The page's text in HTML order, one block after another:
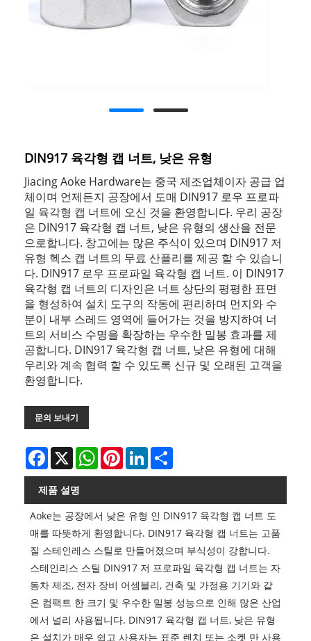
DIN917 육각형 캡 너트, 낮은 유형
Jiacing Aoke Hardware는 중국 제조업체이자 공급 업
체이며 언제든지 공장에서 도매 DIN917 로우 프로파
일 육각형 캡 너트에 오신 것을 환영합니다. 우리 공장
은 DIN917 육각형 캡 너트, 낮은 유형의 생산을 전문
으로합니다. 창고에는 많은 주식이 있으며 DIN917 저
유형 헥스 캡 너트의 무료 산플리를 제공 할 수 있습니
다. DIN917 로우 프로파일 육각형 캡 너트. 이 DIN917
육각형 캡 너트의 디자인은 너트 상단의 평평한 표면
을 형성하여 설치 도구의 작동에 편리하며 먼지와 수
분이 내부 스레드 영역에 들어가는 것을 방지하여 너
트의 서비스 수명을 확장하는 우수한 밀봉 효과를 제
공합니다. DIN917 육각형 캡 너트, 낮은 유형에 대해
우리와 계속 협력 할 수 있도록 신규 및 오래된 고객을
환영합니다.
문의 보내기
Facebook
X WhatsAppPinterestLinkedIn
제품 설명
Aoke는 공장에서 낮은 유형 인 DIN917 육각형 캡 너트 도
매를 따뜻하게 환영합니다. DIN917 육각형 캡 너트는 고품
질 스테인레스 스틸로 만들어졌으며 부식성이 강합니다.
스테인리스 스틸 DIN917 저 프로파일 육각형 캡 너트는 자
동차 제조, 전자 장비 어셈블리, 건축 및 가정용 기기와 같
은 컴팩트 한 크기 및 우수한 밀봉 성능으로 인해 많은 산업
에서 널리 사용됩니다. DIN917 육각형 캡 너트, 낮은 유형
은 설치가 매우 쉽고 사용자는 표준 렌치 또는 소켓 만 사용